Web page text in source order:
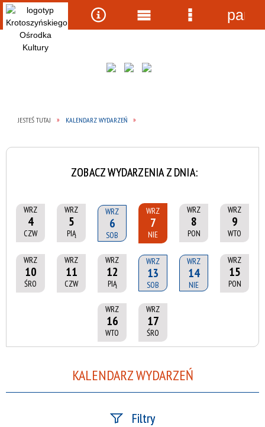
JESTEŚ TUTAJ KALENDARZ WYDARZEŃ
ZOBACZ WYDARZENIA Z DNIA:
WRZ
4
CZW
WRZ
5
PIĄ
WRZ
6
SOB
WRZ
7
NIE
WRZ
8
PON
WRZ
9
WTO
WRZ
10
ŚRO
WRZ
11
CZW
WRZ
12
PIĄ
WRZ
13
SOB
WRZ
14
NIE
WRZ
15
PON
WRZ
16
WTO
WRZ
17
ŚRO
KALENDARZ WYDARZEŃ
Filtry
Wyszukiwarka
Narzędzia
Menu Menu
panel